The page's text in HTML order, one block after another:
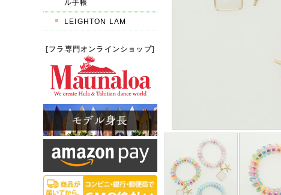
ル手帳
LEIGHTON LAM
[フラ専門オンラインショップ]